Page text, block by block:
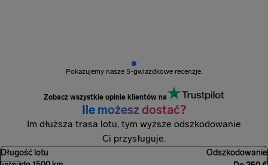
Pokazujemy nasze 5-gwiazdkowe recenzje.
Zobacz wszystkie opinie klientów na
Ile możesz dostać?
Im dłuższa trasa lotu, tym wyższe odszkodowanie
Ci przysługuje.
Długość lotu Odszkodowanie